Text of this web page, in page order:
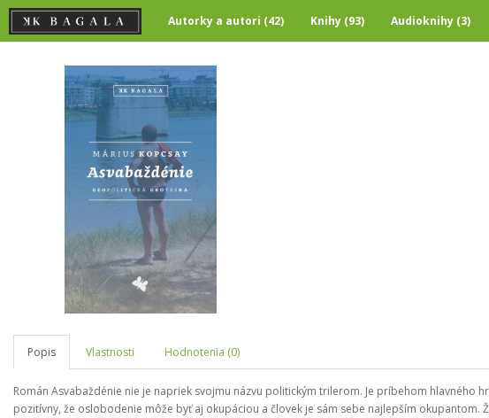
Autorky a autori (42) Knihy (93) Audioknihy (3)
Popis Vlastnosti Hodnotenia (0)
Román Asvabaždénie nie je napriek svojmu názvu politickým trilerom. Je príbehom hlavného
pozitívny, že oslobodenie môže byť aj okupáciou a človek je sám sebe najlepším okupantom.